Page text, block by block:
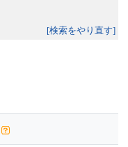
[検索をやり直す]